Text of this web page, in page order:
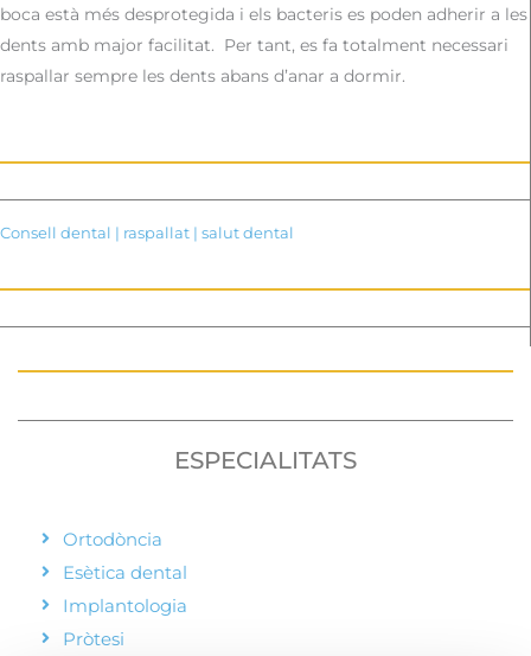
boca està més desprotegida i els bacteris es poden adherir a les
dents amb major facilitat. Per tant, es fa totalment necessari
raspallar sempre les dents abans d’anar a dormir.
Consell dental | raspallat | salut dental
ESPECIALITATS
Ortodòncia
Esètica dental
Implantologia
Pròtesi